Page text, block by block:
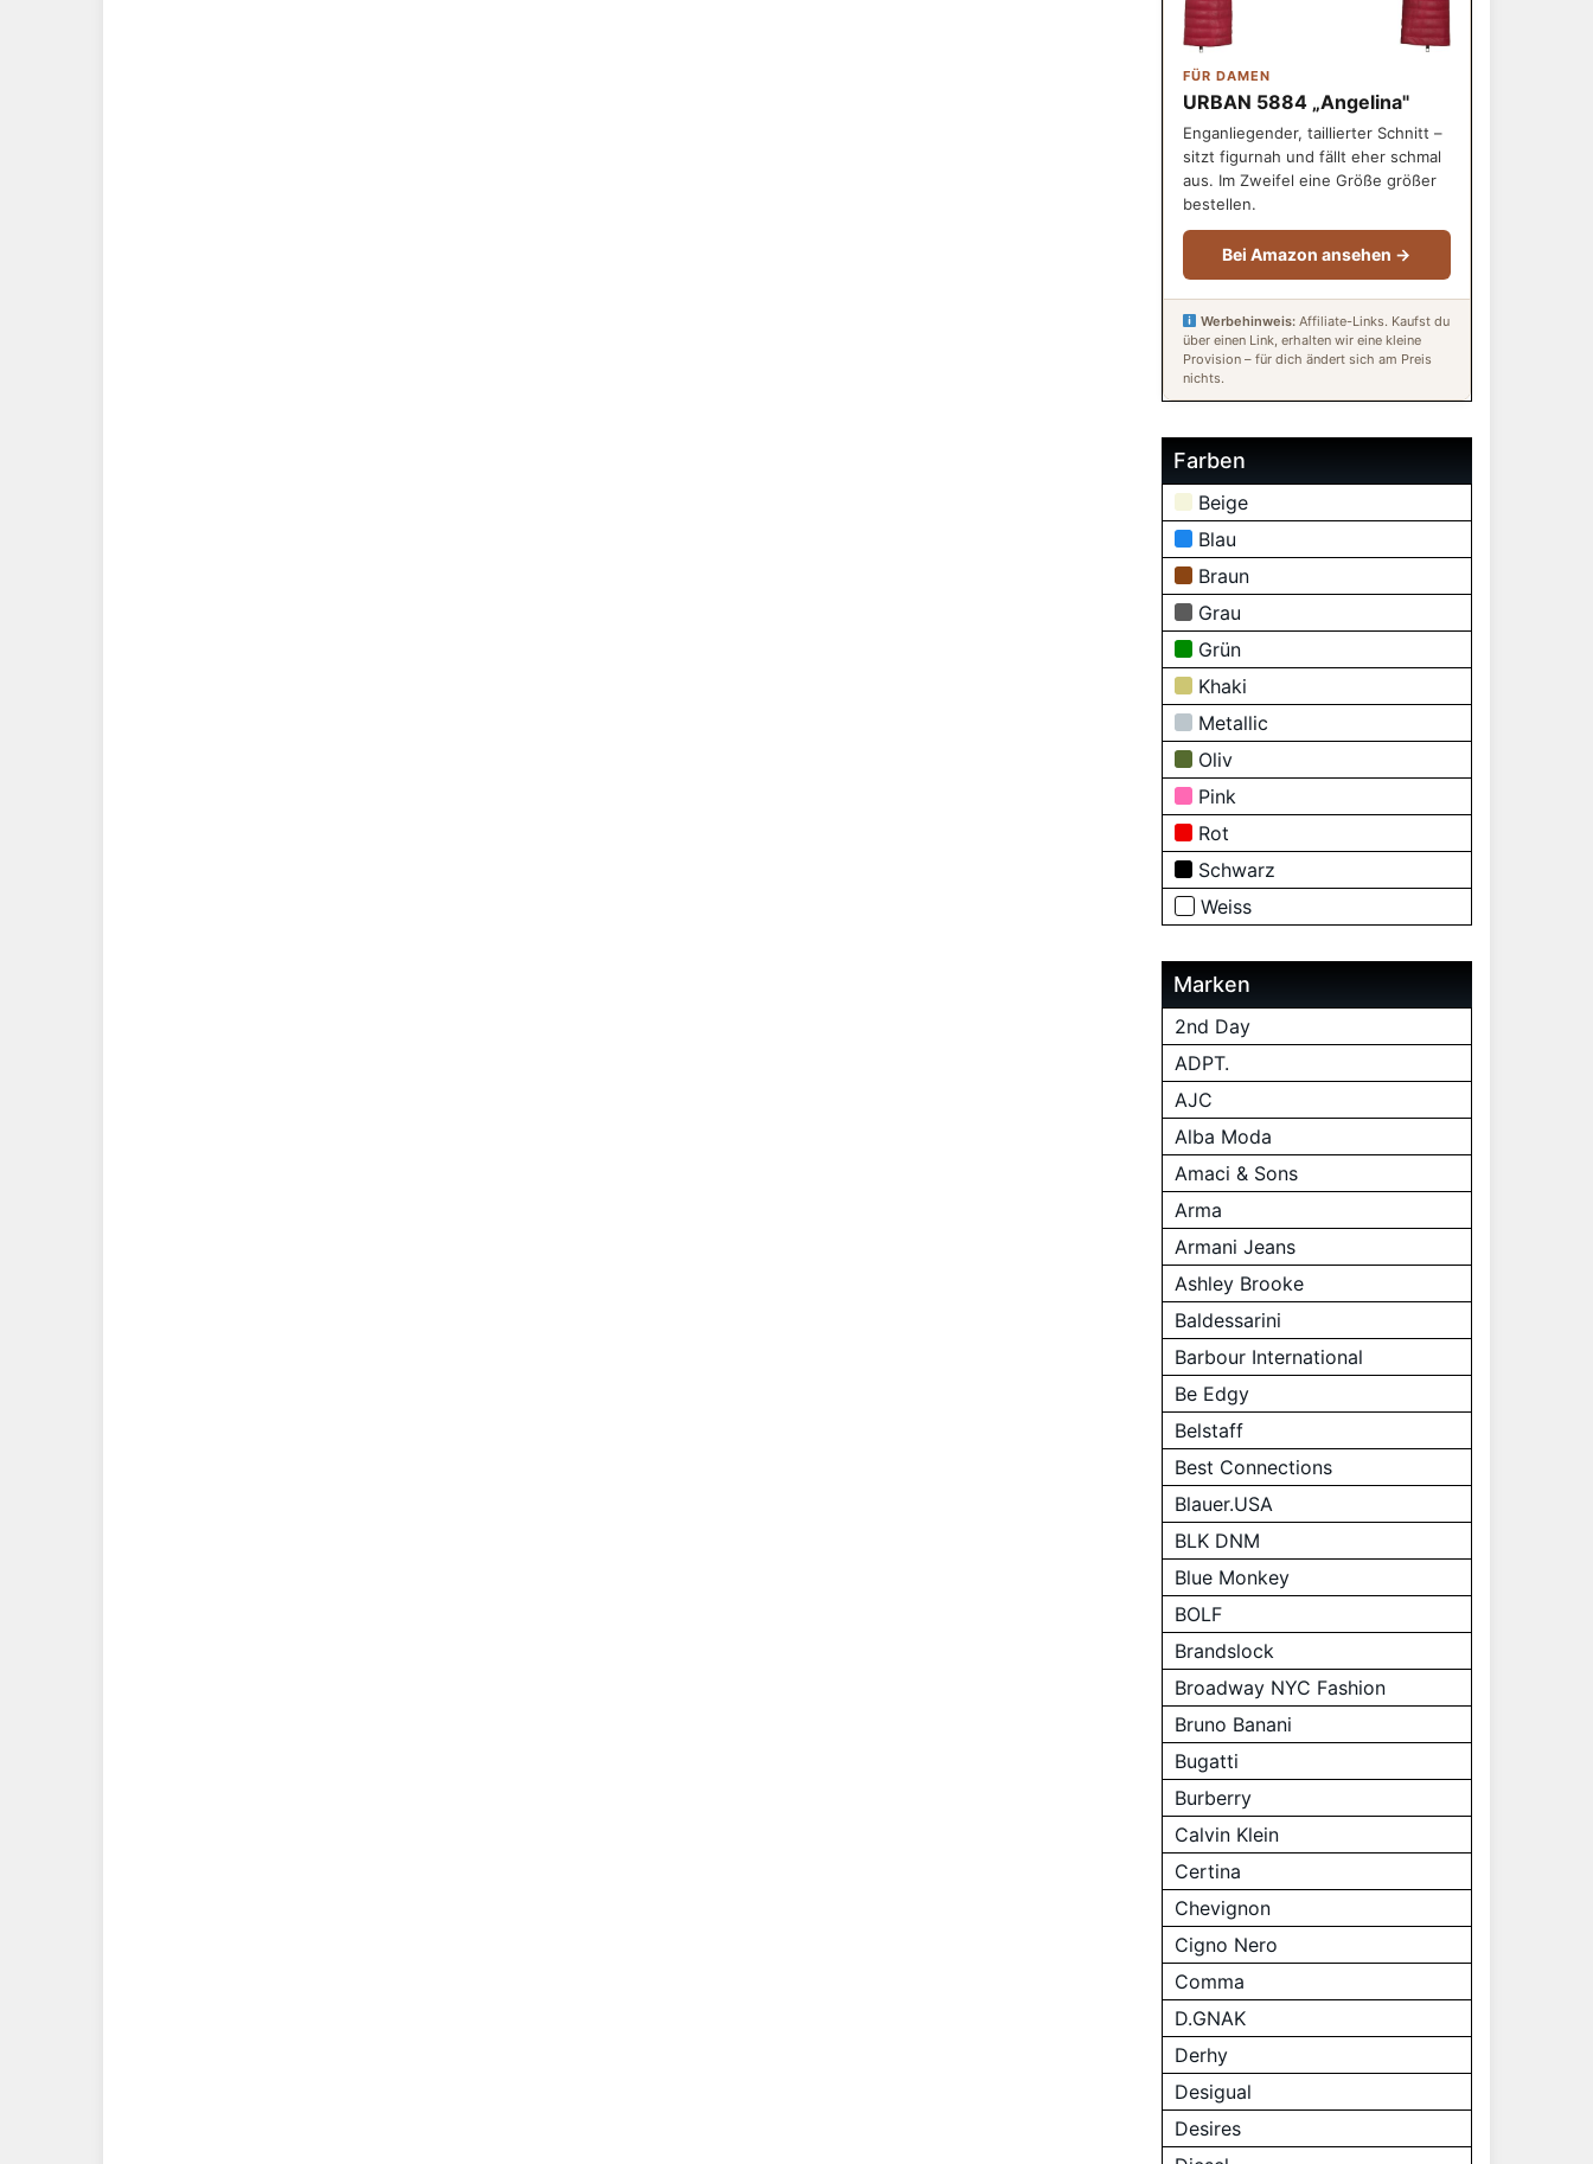
FÜR DAMEN
URBAN 5884 „Angelina"
Enganliegender, taillierter Schnitt –
sitzt figurnah und fällt eher schmal
aus. Im Zweifel eine Größe größer
bestellen.
Bei Amazon ansehen →
Werbehinweis: Affiliate-Links. Kaufst du
über einen Link, erhalten wir eine kleine
Provision – für dich ändert sich am Preis
nichts.
Farben
Beige
Blau
Braun
Grau
Grün
Khaki
Metallic
Oliv
Pink
Rot
Schwarz
Weiss
Marken
2nd Day
ADPT.
AJC
Alba Moda
Amaci & Sons
Arma
Armani Jeans
Ashley Brooke
Baldessarini
Barbour International
Be Edgy
Belstaff
Best Connections
Blauer.USA
BLK DNM
Blue Monkey
BOLF
Brandslock
Broadway NYC Fashion
Bruno Banani
Bugatti
Burberry
Calvin Klein
Certina
Chevignon
Cigno Nero
Comma
D.GNAK
Derhy
Desigual
Desires